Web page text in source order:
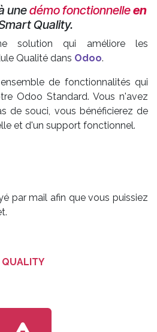
unedémo fonctionnelleen
Quality.
solution qui améliore les
Qualité dans Odoo.
de fonctionnalités qui
Odoo Standard. Vous n'avez
de souci, vous bénéficierez de
et d'un support fonctionnel.
par mail afin que vous puissiez
QUALITY